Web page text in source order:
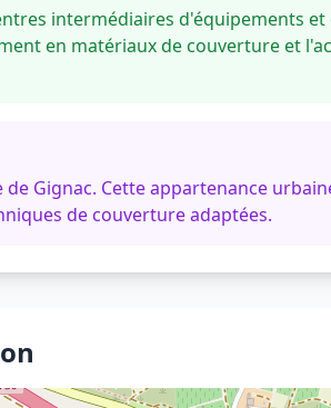
intermédiaires d'équipements
en matériaux de couverture et
Gignac. Cette appartenance
de couverture adaptées.